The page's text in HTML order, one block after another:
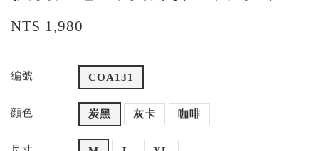
NT$ 1,980
編號 COA131
顔色 炭黑 灰卡 咖啡